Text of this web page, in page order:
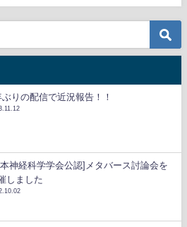
ぶりの配信で近況報告！！
本神経科学学会公認]メタバース討論会を
しました